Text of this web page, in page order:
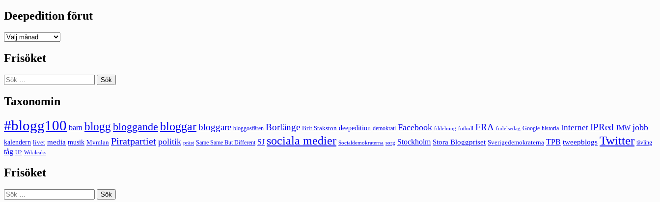
Deepedition förut
Deepedition
Frisöket
Sök
efter:
Taxonomin
#blogg100 barn blogg bloggande bloggarbloggare bloggosfären Borlänge Brit Stakston deepedition demokrati Facebook fildelning fotboll FRA födelsedag Google historia Internet IPRed JMW jobb
kalendern livet media musik Mymlan Piratpartiet politik präst Same Same But Different SJ sociala medier Socialdemokraterna sorg Stockholm Stora Bloggpriset Sverigedemokraterna TPB tweepblogs Twitter tävling
tåg U2 Wikileaks
Frisöket
Sök